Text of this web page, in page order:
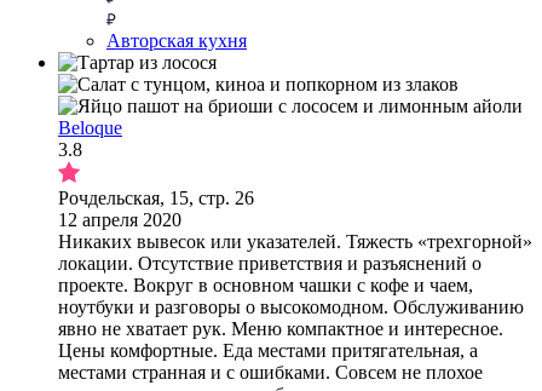
Авторская кухня
Beloque
3.8
Рочдельская, 15, стр. 26
12 апреля 2020
Никаких вывесок или указателей. Тяжесть «трехгорной»
локации. Отсутствие приветствия и разъяснений о
проекте. Вокруг в основном чашки с кофе и чаем,
ноутбуки и разговоры о высокомодном. Обслуживанию
явно не хватает рук. Меню компактное и интересное.
Цены комфортные. Еда местами притягательная, а
местами странная и с ошибками. Совсем не плохое